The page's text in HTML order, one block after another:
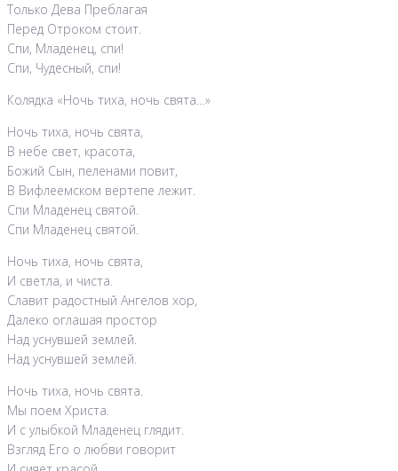
Только Дева Преблагая
Перед Отроком стоит.
Спи, Младенец, спи!
Спи, Чудесный, спи!
Колядка «Ночь тиха, ночь свята…»
Ночь тиха, ночь свята,
В небе свет, красота,
Божий Сын, пеленами повит,
В Вифлеемском вертепе лежит.
Спи Младенец святой.
Спи Младенец святой.
Ночь тиха, ночь свята,
И светла, и чиста.
Славит радостный Ангелов хор,
Далеко оглашая простор
Над уснувшей землей.
Над уснувшей землей.
Ночь тиха, ночь свята.
Мы поем Христа.
И с улыбкой Младенец глядит.
Взгляд Его о любви говорит